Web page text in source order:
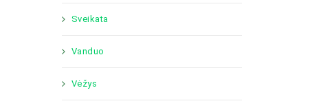
Sveikata
Vanduo
Vėžys